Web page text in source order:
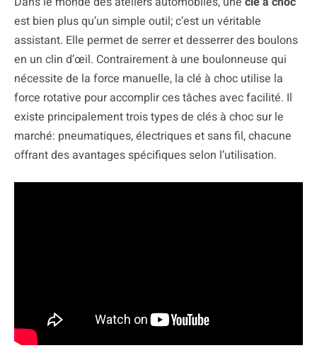
est bien plus qu’un simple outil; c’est un véritable
assistant. Elle permet de serrer et desserrer des boulons
en un clin d’œil. Contrairement à une boulonneuse qui
nécessite de la force manuelle, la clé à choc utilise la
force rotative pour accomplir ces tâches avec facilité. Il
existe principalement trois types de clés à choc sur le
marché: pneumatiques, électriques et sans fil, chacune
offrant des avantages spécifiques selon l’utilisation.